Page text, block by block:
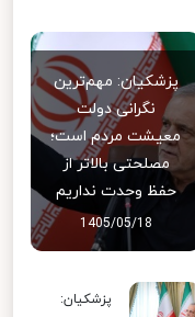
پزشکیان: مهم‌ترین
نگرانی دولت
معیشت مردم است؛
مصلحتی بالاتر از
حفظ وحدت نداریم
1405/05/18
پزشکیان: